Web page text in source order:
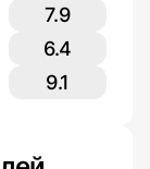
7.9
6.4
9.1